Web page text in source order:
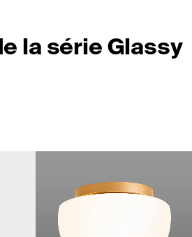
la série Glassy